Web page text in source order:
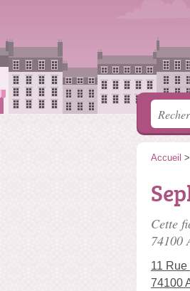
Accueil >
Cette
74100
11
74100